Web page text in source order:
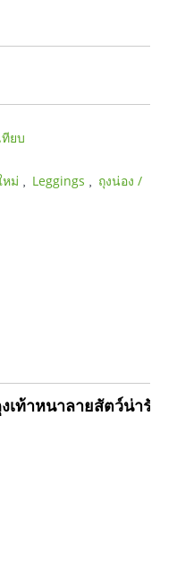
ทียบ
ม่ , Leggings , ถุงน่อง /
เท้าหนาลายสัตว์น่ารัก